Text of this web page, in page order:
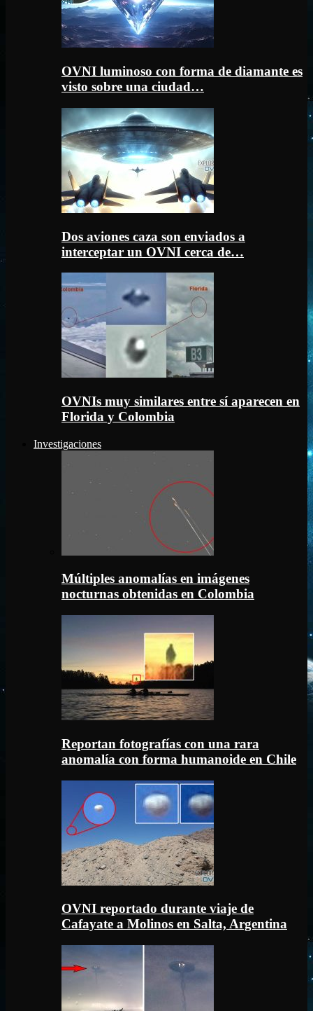
OVNI luminoso con forma de diamante es
visto sobre una ciudad…
Dos aviones caza son enviados a
interceptar un OVNI cerca de…
OVNIs muy similares entre sí aparecen en
Florida y Colombia
Investigaciones
Múltiples anomalías en imágenes
nocturnas obtenidas en Colombia
Reportan fotografías con una rara
anomalía con forma humanoide en Chile
OVNI reportado durante viaje de
Cafayate a Molinos en Salta, Argentina